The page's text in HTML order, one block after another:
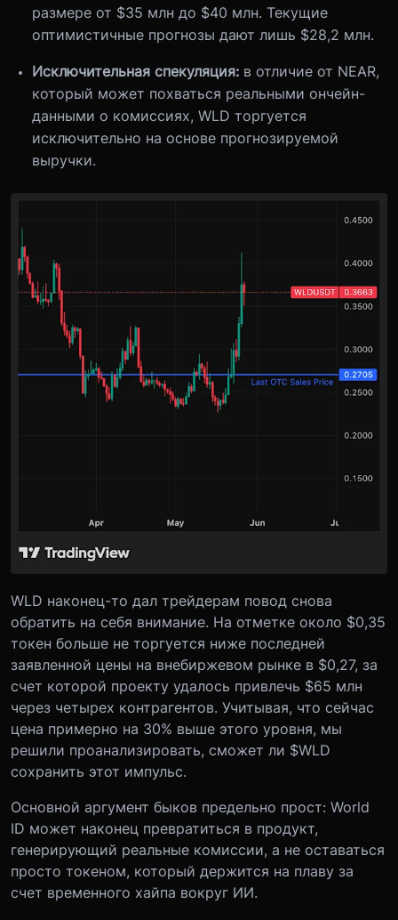
размере от $35 млн до $40 млн. Текущие
оптимистичные прогнозы дают лишь $28,2 млн.
Исключительная спекуляция: в отличие от NEAR,
который может похваться реальными ончейн-
данными о комиссиях, WLD торгуется
исключительно на основе прогнозируемой
выручки.
WLD наконец-то дал трейдерам повод снова
обратить на себя внимание. На отметке около $0,35
токен больше не торгуется ниже последней
заявленной цены на внебиржевом рынке в $0,27, за
счет которой проекту удалось привлечь $65 млн
через четырех контрагентов. Учитывая, что сейчас
цена примерно на 30% выше этого уровня, мы
решили проанализировать, сможет ли $WLD
сохранить этот импульс.
Основной аргумент быков предельно прост: World
ID может наконец превратиться в продукт,
генерирующий реальные комиссии, а не оставаться
просто токеном, который держится на плаву за
счет временного хайпа вокруг ИИ.